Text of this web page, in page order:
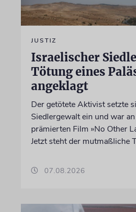
JUSTIZ
Israelischer
Tötung eines
angeklagt
Der getötete Aktivist setzte
Siedlergewalt ein und war
prämierten Film »No Other
Jetzt steht der mutmaßliche
07.08.2026